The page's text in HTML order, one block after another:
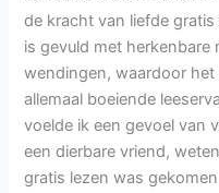
de kracht van liefde
is gevuld met
wendingen, waardoor het
allemaal boeiende
voelde ik een gevoel van
een dierbare vriend,
gratis lezen was